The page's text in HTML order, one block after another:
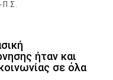
Π.Σ.
ήταν και
σε όλα